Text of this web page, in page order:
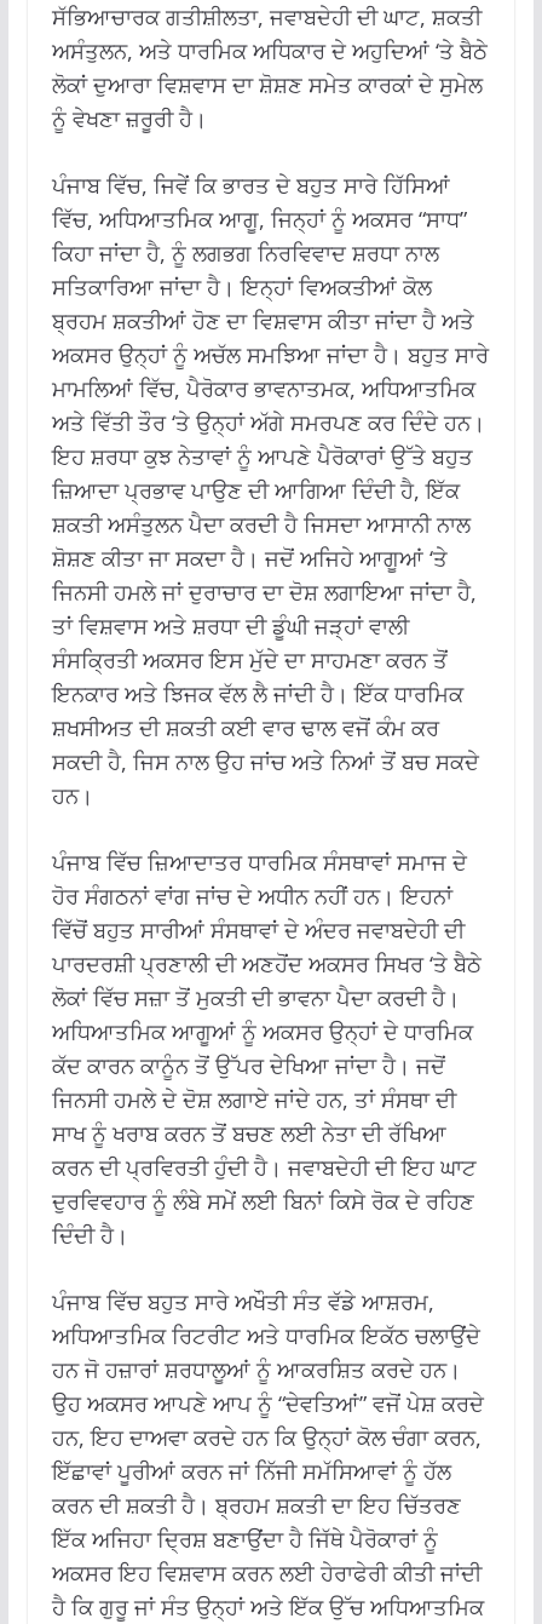
ਸੱਭਿਆਚਾਰਕ ਗਤੀਸ਼ੀਲਤਾ, ਜਵਾਬਦੇਹੀ ਦੀ ਘਾਟ, ਸ਼ਕਤੀ
ਅਸੰਤੁਲਨ, ਅਤੇ ਧਾਰਮਿਕ ਅਧਿਕਾਰ ਦੇ ਅਹੁਦਿਆਂ ‘ਤੇ ਬੈਠੇ
ਲੋਕਾਂ ਦੁਆਰਾ ਵਿਸ਼ਵਾਸ ਦਾ ਸ਼ੋਸ਼ਣ ਸਮੇਤ ਕਾਰਕਾਂ ਦੇ ਸੁਮੇਲ
ਨੂੰ ਵੇਖਣਾ ਜ਼ਰੂਰੀ ਹੈ।
ਪੰਜਾਬ ਵਿੱਚ, ਜਿਵੇਂ ਕਿ ਭਾਰਤ ਦੇ ਬਹੁਤ ਸਾਰੇ ਹਿੱਸਿਆਂ
ਵਿੱਚ, ਅਧਿਆਤਮਿਕ ਆਗੂ, ਜਿਨ੍ਹਾਂ ਨੂੰ ਅਕਸਰ “ਸਾਧ”
ਕਿਹਾ ਜਾਂਦਾ ਹੈ, ਨੂੰ ਲਗਭਗ ਨਿਰਵਿਵਾਦ ਸ਼ਰਧਾ ਨਾਲ
ਸਤਿਕਾਰਿਆ ਜਾਂਦਾ ਹੈ। ਇਨ੍ਹਾਂ ਵਿਅਕਤੀਆਂ ਕੋਲ
ਬ੍ਰਹਮ ਸ਼ਕਤੀਆਂ ਹੋਣ ਦਾ ਵਿਸ਼ਵਾਸ ਕੀਤਾ ਜਾਂਦਾ ਹੈ ਅਤੇ
ਅਕਸਰ ਉਨ੍ਹਾਂ ਨੂੰ ਅਚੱਲ ਸਮਝਿਆ ਜਾਂਦਾ ਹੈ। ਬਹੁਤ ਸਾਰੇ
ਮਾਮਲਿਆਂ ਵਿੱਚ, ਪੈਰੋਕਾਰ ਭਾਵਨਾਤਮਕ, ਅਧਿਆਤਮਿਕ
ਅਤੇ ਵਿੱਤੀ ਤੌਰ ‘ਤੇ ਉਨ੍ਹਾਂ ਅੱਗੇ ਸਮਰਪਣ ਕਰ ਦਿੰਦੇ ਹਨ।
ਇਹ ਸ਼ਰਧਾ ਕੁਝ ਨੇਤਾਵਾਂ ਨੂੰ ਆਪਣੇ ਪੈਰੋਕਾਰਾਂ ਉੱਤੇ ਬਹੁਤ
ਜ਼ਿਆਦਾ ਪ੍ਰਭਾਵ ਪਾਉਣ ਦੀ ਆਗਿਆ ਦਿੰਦੀ ਹੈ, ਇੱਕ
ਸ਼ਕਤੀ ਅਸੰਤੁਲਨ ਪੈਦਾ ਕਰਦੀ ਹੈ ਜਿਸਦਾ ਆਸਾਨੀ ਨਾਲ
ਸ਼ੋਸ਼ਣ ਕੀਤਾ ਜਾ ਸਕਦਾ ਹੈ। ਜਦੋਂ ਅਜਿਹੇ ਆਗੂਆਂ ‘ਤੇ
ਜਿਨਸੀ ਹਮਲੇ ਜਾਂ ਦੁਰਾਚਾਰ ਦਾ ਦੋਸ਼ ਲਗਾਇਆ ਜਾਂਦਾ ਹੈ,
ਤਾਂ ਵਿਸ਼ਵਾਸ ਅਤੇ ਸ਼ਰਧਾ ਦੀ ਡੂੰਘੀ ਜੜ੍ਹਾਂ ਵਾਲੀ
ਸੰਸਕ੍ਰਿਤੀ ਅਕਸਰ ਇਸ ਮੁੱਦੇ ਦਾ ਸਾਹਮਣਾ ਕਰਨ ਤੋਂ
ਇਨਕਾਰ ਅਤੇ ਝਿਜਕ ਵੱਲ ਲੈ ਜਾਂਦੀ ਹੈ। ਇੱਕ ਧਾਰਮਿਕ
ਸ਼ਖਸੀਅਤ ਦੀ ਸ਼ਕਤੀ ਕਈ ਵਾਰ ਢਾਲ ਵਜੋਂ ਕੰਮ ਕਰ
ਸਕਦੀ ਹੈ, ਜਿਸ ਨਾਲ ਉਹ ਜਾਂਚ ਅਤੇ ਨਿਆਂ ਤੋਂ ਬਚ ਸਕਦੇ
ਹਨ।
ਪੰਜਾਬ ਵਿੱਚ ਜ਼ਿਆਦਾਤਰ ਧਾਰਮਿਕ ਸੰਸਥਾਵਾਂ ਸਮਾਜ ਦੇ
ਹੋਰ ਸੰਗਠਨਾਂ ਵਾਂਗ ਜਾਂਚ ਦੇ ਅਧੀਨ ਨਹੀਂ ਹਨ। ਇਹਨਾਂ
ਵਿੱਚੋਂ ਬਹੁਤ ਸਾਰੀਆਂ ਸੰਸਥਾਵਾਂ ਦੇ ਅੰਦਰ ਜਵਾਬਦੇਹੀ ਦੀ
ਪਾਰਦਰਸ਼ੀ ਪ੍ਰਣਾਲੀ ਦੀ ਅਣਹੋਂਦ ਅਕਸਰ ਸਿਖਰ ‘ਤੇ ਬੈਠੇ
ਲੋਕਾਂ ਵਿੱਚ ਸਜ਼ਾ ਤੋਂ ਮੁਕਤੀ ਦੀ ਭਾਵਨਾ ਪੈਦਾ ਕਰਦੀ ਹੈ।
ਅਧਿਆਤਮਿਕ ਆਗੂਆਂ ਨੂੰ ਅਕਸਰ ਉਨ੍ਹਾਂ ਦੇ ਧਾਰਮਿਕ
ਕੱਦ ਕਾਰਨ ਕਾਨੂੰਨ ਤੋਂ ਉੱਪਰ ਦੇਖਿਆ ਜਾਂਦਾ ਹੈ। ਜਦੋਂ
ਜਿਨਸੀ ਹਮਲੇ ਦੇ ਦੋਸ਼ ਲਗਾਏ ਜਾਂਦੇ ਹਨ, ਤਾਂ ਸੰਸਥਾ ਦੀ
ਸਾਖ ਨੂੰ ਖਰਾਬ ਕਰਨ ਤੋਂ ਬਚਣ ਲਈ ਨੇਤਾ ਦੀ ਰੱਖਿਆ
ਕਰਨ ਦੀ ਪ੍ਰਵਿਰਤੀ ਹੁੰਦੀ ਹੈ। ਜਵਾਬਦੇਹੀ ਦੀ ਇਹ ਘਾਟ
ਦੁਰਵਿਵਹਾਰ ਨੂੰ ਲੰਬੇ ਸਮੇਂ ਲਈ ਬਿਨਾਂ ਕਿਸੇ ਰੋਕ ਦੇ ਰਹਿਣ
ਦਿੰਦੀ ਹੈ।
ਪੰਜਾਬ ਵਿੱਚ ਬਹੁਤ ਸਾਰੇ ਅਖੌਤੀ ਸੰਤ ਵੱਡੇ ਆਸ਼ਰਮ,
ਅਧਿਆਤਮਿਕ ਰਿਟਰੀਟ ਅਤੇ ਧਾਰਮਿਕ ਇਕੱਠ ਚਲਾਉਂਦੇ
ਹਨ ਜੋ ਹਜ਼ਾਰਾਂ ਸ਼ਰਧਾਲੂਆਂ ਨੂੰ ਆਕਰਸ਼ਿਤ ਕਰਦੇ ਹਨ।
ਉਹ ਅਕਸਰ ਆਪਣੇ ਆਪ ਨੂੰ “ਦੇਵਤਿਆਂ” ਵਜੋਂ ਪੇਸ਼ ਕਰਦੇ
ਹਨ, ਇਹ ਦਾਅਵਾ ਕਰਦੇ ਹਨ ਕਿ ਉਨ੍ਹਾਂ ਕੋਲ ਚੰਗਾ ਕਰਨ,
ਇੱਛਾਵਾਂ ਪੂਰੀਆਂ ਕਰਨ ਜਾਂ ਨਿੱਜੀ ਸਮੱਸਿਆਵਾਂ ਨੂੰ ਹੱਲ
ਕਰਨ ਦੀ ਸ਼ਕਤੀ ਹੈ। ਬ੍ਰਹਮ ਸ਼ਕਤੀ ਦਾ ਇਹ ਚਿੱਤਰਣ
ਇੱਕ ਅਜਿਹਾ ਦ੍ਰਿਸ਼ ਬਣਾਉਂਦਾ ਹੈ ਜਿੱਥੇ ਪੈਰੋਕਾਰਾਂ ਨੂੰ
ਅਕਸਰ ਇਹ ਵਿਸ਼ਵਾਸ ਕਰਨ ਲਈ ਹੇਰਾਫੇਰੀ ਕੀਤੀ ਜਾਂਦੀ
ਹੈ ਕਿ ਗੁਰੂ ਜਾਂ ਸੰਤ ਉਨ੍ਹਾਂ ਅਤੇ ਇੱਕ ਉੱਚ ਅਧਿਆਤਮਿਕ